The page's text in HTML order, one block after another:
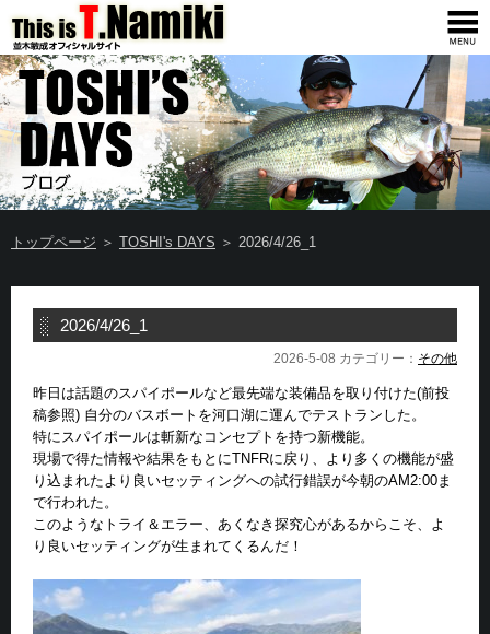
トップページ ＞ TOSHI's DAYS ＞ 2026/4/26_1
2026/4/26_1
2026-5-08 カテゴリー： その他
昨日は話題のスパイポールなど最先端な装備品を取り付けた(前投
稿参照) 自分のバスボートを河口湖に運んでテストランした。
特にスパイポールは斬新なコンセプトを持つ新機能。
現場で得た情報や結果をもとにTNFRに戻り、より多くの機能が盛
り込まれたより良いセッティングへの試行錯誤が今朝のAM2:00ま
で行われた。
このようなトライ＆エラー、あくなき探究心があるからこそ、よ
り良いセッティングが生まれてくるんだ！